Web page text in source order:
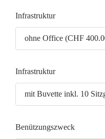
Infrastruktur
ohne Office (CHF
Infrastruktur
mit Buvette inkl. 10
Benützungszweck